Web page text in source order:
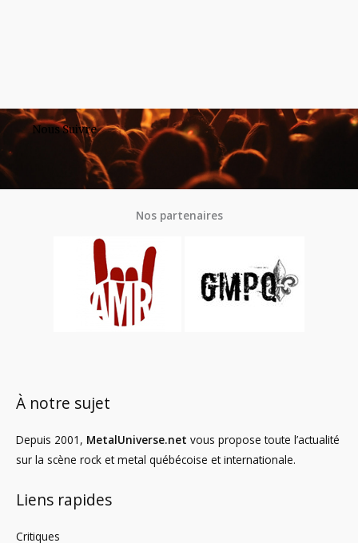
Nous Suivre
Nos partenaires
À notre sujet
Depuis 2001, MetalUniverse.net vous propose toute l’actualité
sur la scène rock et metal québécoise et internationale.
Liens rapides
Critiques